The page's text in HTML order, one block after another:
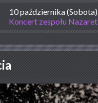
10 października (Sobota)
Koncert zespołu Nazaret